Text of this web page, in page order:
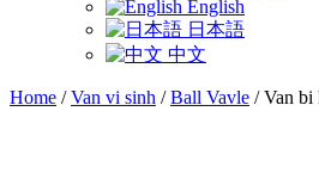
English
日本語
中文
Home /Van vi sinh /Ball Vavle / Van bi